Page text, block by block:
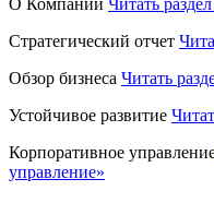
Стратегический отчет
Обзор бизнеса Читать
Устойчивое развитие
Корпоративное
управление»